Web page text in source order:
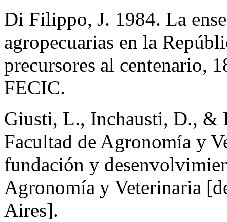
Di Filippo, J. 1984. La
agropecuarias en la
precursores al centenario,
FECIC.
Giusti, L., Inchausti, D., &
Facultad de Agronomía y
fundación y
Agronomía y Veterinaria
Aires].